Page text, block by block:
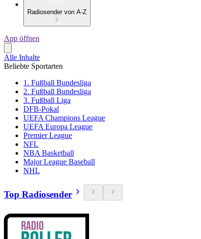
Radiosender von A-Z
App öffnen
Alle Inhalte
Beliebte Sportarten
1. Fußball Bundesliga
2. Fußball Bundesliga
3. Fußball Liga
DFB-Pokal
UEFA Champions League
UEFA Europa League
Premier League
NFL
NBA Basketball
Major League Baseball
NHL
Top Radiosender